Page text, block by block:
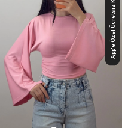
App'e Özel Ücretsiz Kargo